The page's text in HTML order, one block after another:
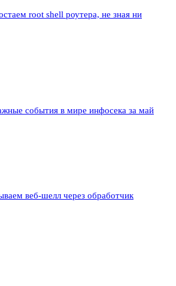
root shell роутера, не зная ни
события в мире инфосека за май
веб-шелл через обработчик